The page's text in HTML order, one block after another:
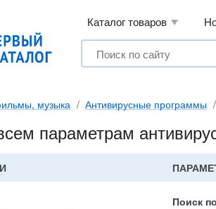
Каталог товаров
музыка Антивирусные программы
параметрам
Поиск